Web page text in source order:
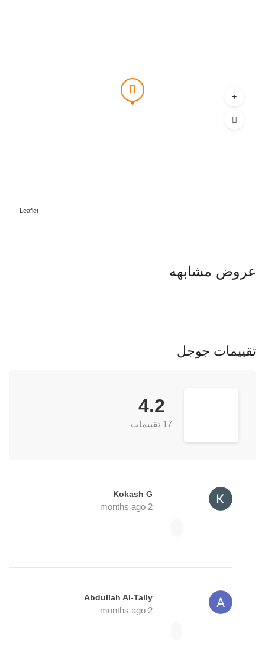
Leaflet
عروض مشابهه
تقييمات جوجل
4.2
17 تقييمات
Kokash G
2 months ago
Abdullah Al-Tally
2 months ago